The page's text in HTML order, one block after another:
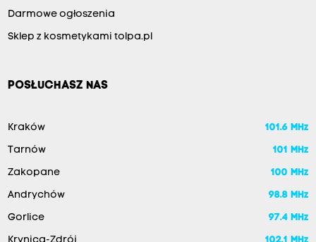
Darmowe ogłoszenia
Sklep z kosmetykami tolpa.pl
POSŁUCHASZ NAS
Kraków 101.6 MHz
Tarnów 101 MHz
Zakopane 100 MHz
Andrychów 98.8 MHz
Gorlice 97.4 MHz